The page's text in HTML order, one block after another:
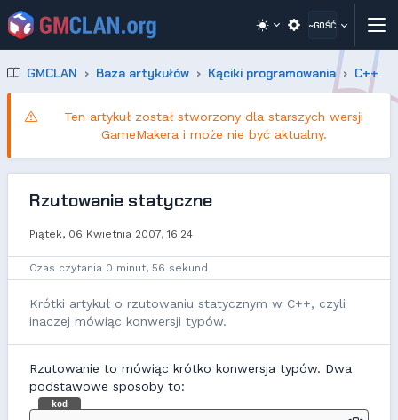
~GOŚĆ
GMCLAN Baza artykułów Kąciki programowania C++
Ten artykuł został stworzony dla starszych wersji
GameMakera i może nie być aktualny.
Rzutowanie statyczne
Piątek, 06 Kwietnia 2007, 16:24
Czas czytania 0 minut, 56 sekund
Krótki artykuł o rzutowaniu statycznym w C++, czyli
inaczej mówiąc konwersji typów.
Rzutowanie to mówiąc krótko konwersja typów. Dwa
podstawowe sposoby to:
kod